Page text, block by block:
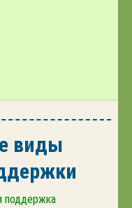
виды
поддержка